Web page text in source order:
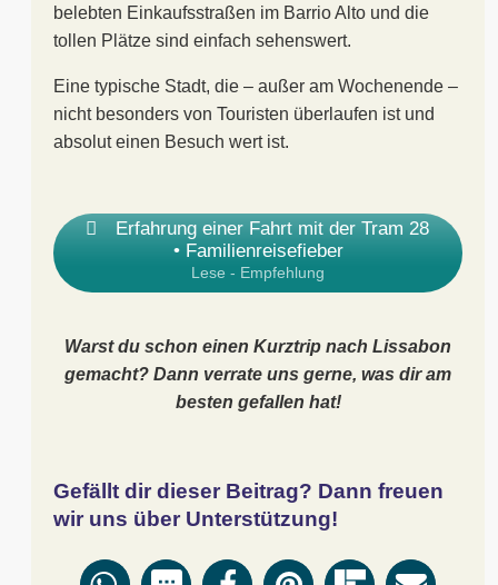
belebten Einkaufsstraßen im Barrio Alto und die
tollen Plätze sind einfach sehenswert.
Eine typische Stadt, die – außer am Wochenende –
nicht besonders von Touristen überlaufen ist und
absolut einen Besuch wert ist.
Erfahrung einer Fahrt mit der Tram 28
• Familienreisefieber
Lese - Empfehlung
Warst du schon einen Kurztrip nach Lissabon
gemacht? Dann verrate uns gerne, was dir am
besten gefallen hat!
Gefällt dir dieser Beitrag? Dann freuen
wir uns über Unterstützung!